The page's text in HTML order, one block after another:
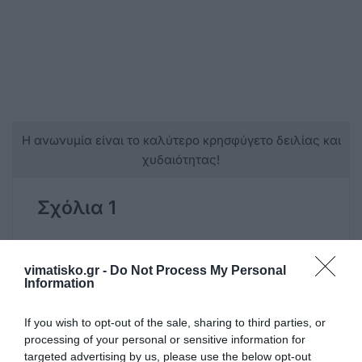
vimatisko.gr - Do Not Process My Personal
Information
If you wish to opt-out of the sale, sharing to third parties, or
processing of your personal or sensitive information for
targeted advertising by us, please use the below opt-out
Η ανωνυμία είναι το καλύτερο κρησφύγετο δειλίας και
χυδαιότητας!
Σχόλια 1
Ανώνυμος
27/06 - 20:05
Mogol
Ολη η πλεμπα της Ασίας σε εμάς
κουβαλιέται κάθε χρόνο. Δεν έχουν